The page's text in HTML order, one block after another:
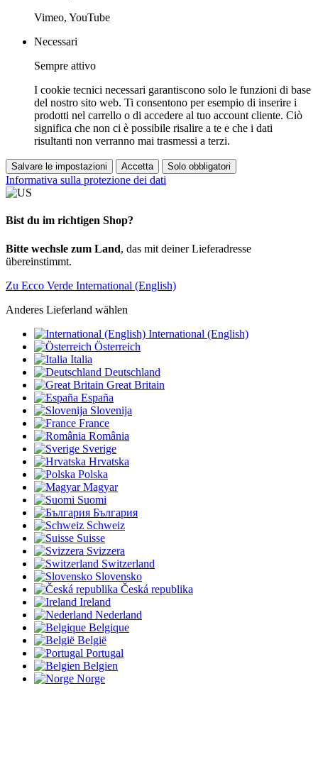
Vimeo, YouTube
Necessari
Sempre attivo
I cookie tecnici necessari garantiscono solo le funzioni di base
del nostro sito web. Ti consentono per esempio di inserire i
prodotti nel carrello o di accedere al tuo account cliente. Ciò
significa che non ci è possibile risalire a te e che i dati
risultanti non verranno mai trasmessi a terzi.
Salvare le impostazioni Accetta Solo obbligatori
Informativa sulla protezione dei dati
Bist du im richtigen Shop?
Bitte wechsle zum Land, das mit deiner Lieferadresse
übereinstimmt.
Zu Ecco Verde International (English)
Anderes Lieferland wählen
International (English)
Österreich
Italia
Deutschland
Great Britain
España
Slovenija
France
România
Sverige
Hrvatska
Polska
Magyar
Suomi
България
Schweiz
Suisse
Svizzera
Switzerland
Slovensko
Česká republika
Ireland
Nederland
Belgique
België
Portugal
Belgien
Norge